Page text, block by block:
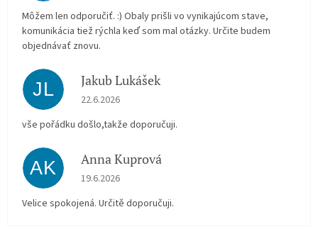
Môžem len odporučiť. :) Obaly prišli vo vynikajúcom stave,
komunikácia tiež rýchla keď som mal otázky. Určite budem
objednávať znovu.
JL Jakub Lukášek
Hodnocení obchodu je 5 z 5 hvězdiček.
22.6.2026
vše pořádku došlo,takže doporučuji.
AK Anna Kuprová
Hodnocení obchodu je 5 z 5 hvězdiček.
19.6.2026
Velice spokojená. Určitě doporučuji.